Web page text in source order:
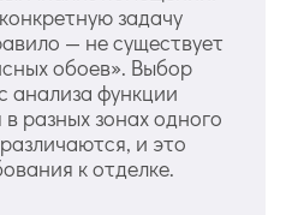
задачу
— не существует
обоев». Выбор
анализа функции
разных зонах одного
и это
к отделке.